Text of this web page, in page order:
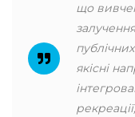
що
якісні